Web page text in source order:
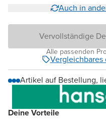
Deine Vorteile
Auch in
Vervollständige
Alle passenden
Vergleichbares
Artikel auf Bestellung,